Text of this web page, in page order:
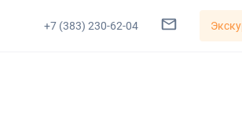
+7 (383) 230-62-04